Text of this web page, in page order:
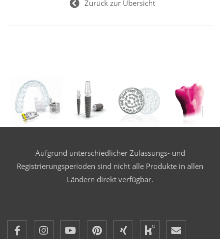
Zurück zur Übersicht
Aufgrund unterschiedlicher Zulassungs- und
Registrierungsperioden sind nicht alle Produkte in allen
Ländern direkt verfügbar.